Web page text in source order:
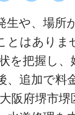
生や、場所
とはありま
を把握し
、追加で料
阪府堺市堺